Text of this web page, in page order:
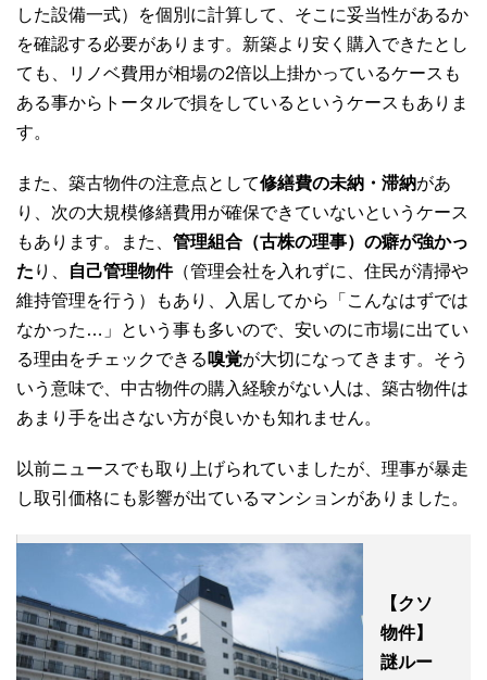
した設備一式）を個別に計算して、そこに妥当性があるか
を確認する必要があります。新築より安く購入できたとし
ても、リノベ費用が相場の2倍以上掛かっているケースも
ある事からトータルで損をしているというケースもありま
す。
また、築古物件の注意点として修繕費の未納・滞納があ
り、次の大規模修繕費用が確保できていないというケース
もあります。また、 管理組合（古株の理事）の癖が強かっ
た り、 自己管理物件（管理会社を入れずに、住民が清掃や
維持管理を行う）もあり、入居してから「こんなはずでは
なかった…」という事も多いので、安いのに市場に出てい
る理由をチェックできる 嗅覚が大切になってきます。そう
いう意味で、中古物件の購入経験がない人は、築古物件は
あまり手を出さない方が良いかも知れません。
以前ニュースでも取り上げられていましたが、理事が暴走
し取引価格にも影響が出ているマンションがありました。
【クソ
物件】
謎ルー